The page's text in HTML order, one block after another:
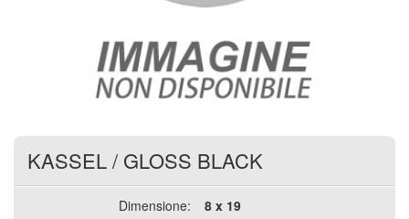
KASSEL/ GLOSS BLACK
Dimensione:
8 x 19